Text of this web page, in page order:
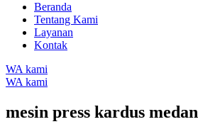
Beranda
Tentang Kami
Layanan
Kontak
WA kami
WA kami
mesin press kardus medan